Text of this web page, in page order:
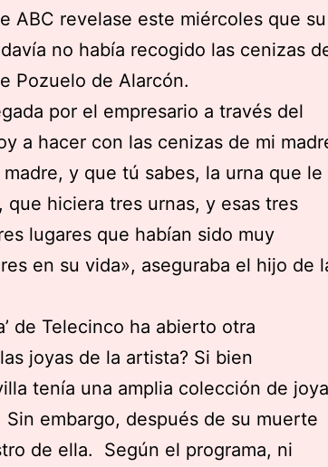
ABC revelase este miércoles que su
no había recogido las cenizas
Pozuelo de Alarcón.
por el empresario a través del
a hacer con las cenizas de mi
y que tú sabes, la urna que le
que hiciera tres urnas, y esas tres
lugares que habían sido muy
en su vida», aseguraba el hijo de
de Telecinco ha abierto otra
joyas de la artista? Si bien
tenía una amplia colección de
embargo, después de su muerte
de ella. Según el programa, ni